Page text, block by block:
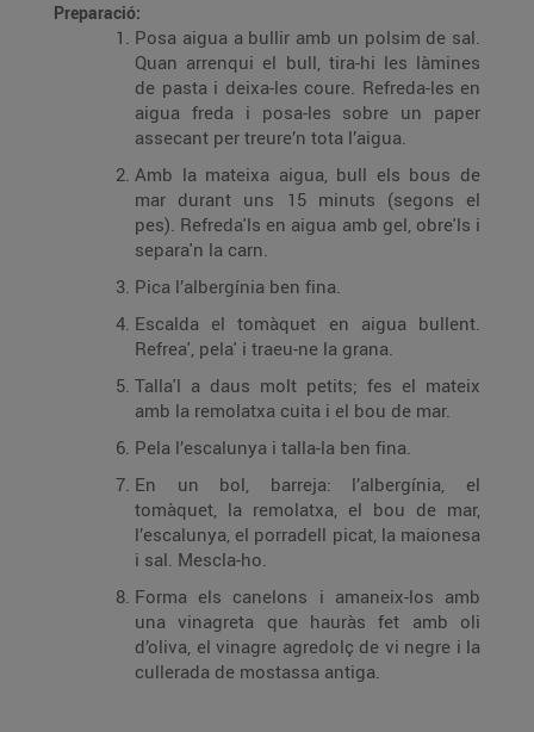
Preparació:
Posa aigua a bullir amb un polsim de sal.
Quan arrenqui el bull, tira-hi les làmines
de pasta i deixa-les coure. Refreda-les en
aigua freda i posa-les sobre un paper
assecant per treure’n tota l’aigua.
Amb la mateixa aigua, bull els bous de
mar durant uns 15 minuts (segons el
pes). Refreda'ls en aigua amb gel, obre'ls i
separa'n la carn.
Pica l’albergínia ben fina.
Escalda el tomàquet en aigua bullent.
Refrea', pela' i traeu-ne la grana.
Talla'l a daus molt petits; fes el mateix
amb la remolatxa cuita i el bou de mar.
Pela l’escalunya i talla-la ben fina.
En un bol, barreja: l’albergínia, el
tomàquet, la remolatxa, el bou de mar,
l’escalunya, el porradell picat, la maionesa
i sal. Mescla-ho.
Forma els canelons i amaneix-los amb
una vinagreta que hauràs fet amb oli
d’oliva, el vinagre agredolç de vi negre i la
cullerada de mostassa antiga.